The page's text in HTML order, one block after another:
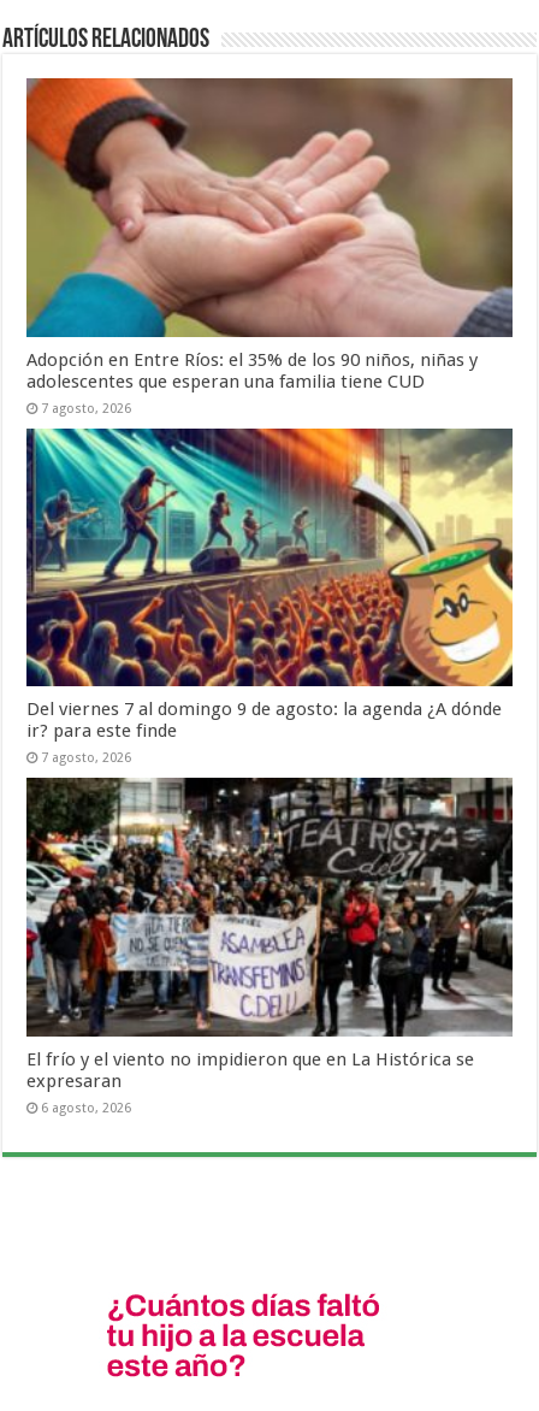
Artículos Relacionados
Adopción en Entre Ríos: el 35% de los 90 niños, niñas y
adolescentes que esperan una familia tiene CUD
7 agosto, 2026
Del viernes 7 al domingo 9 de agosto: la agenda ¿A dónde
ir? para este finde
7 agosto, 2026
El frío y el viento no impidieron que en La Histórica se
expresaran
6 agosto, 2026